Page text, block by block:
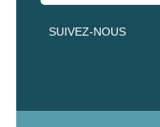
SUIVEZ-NOUS